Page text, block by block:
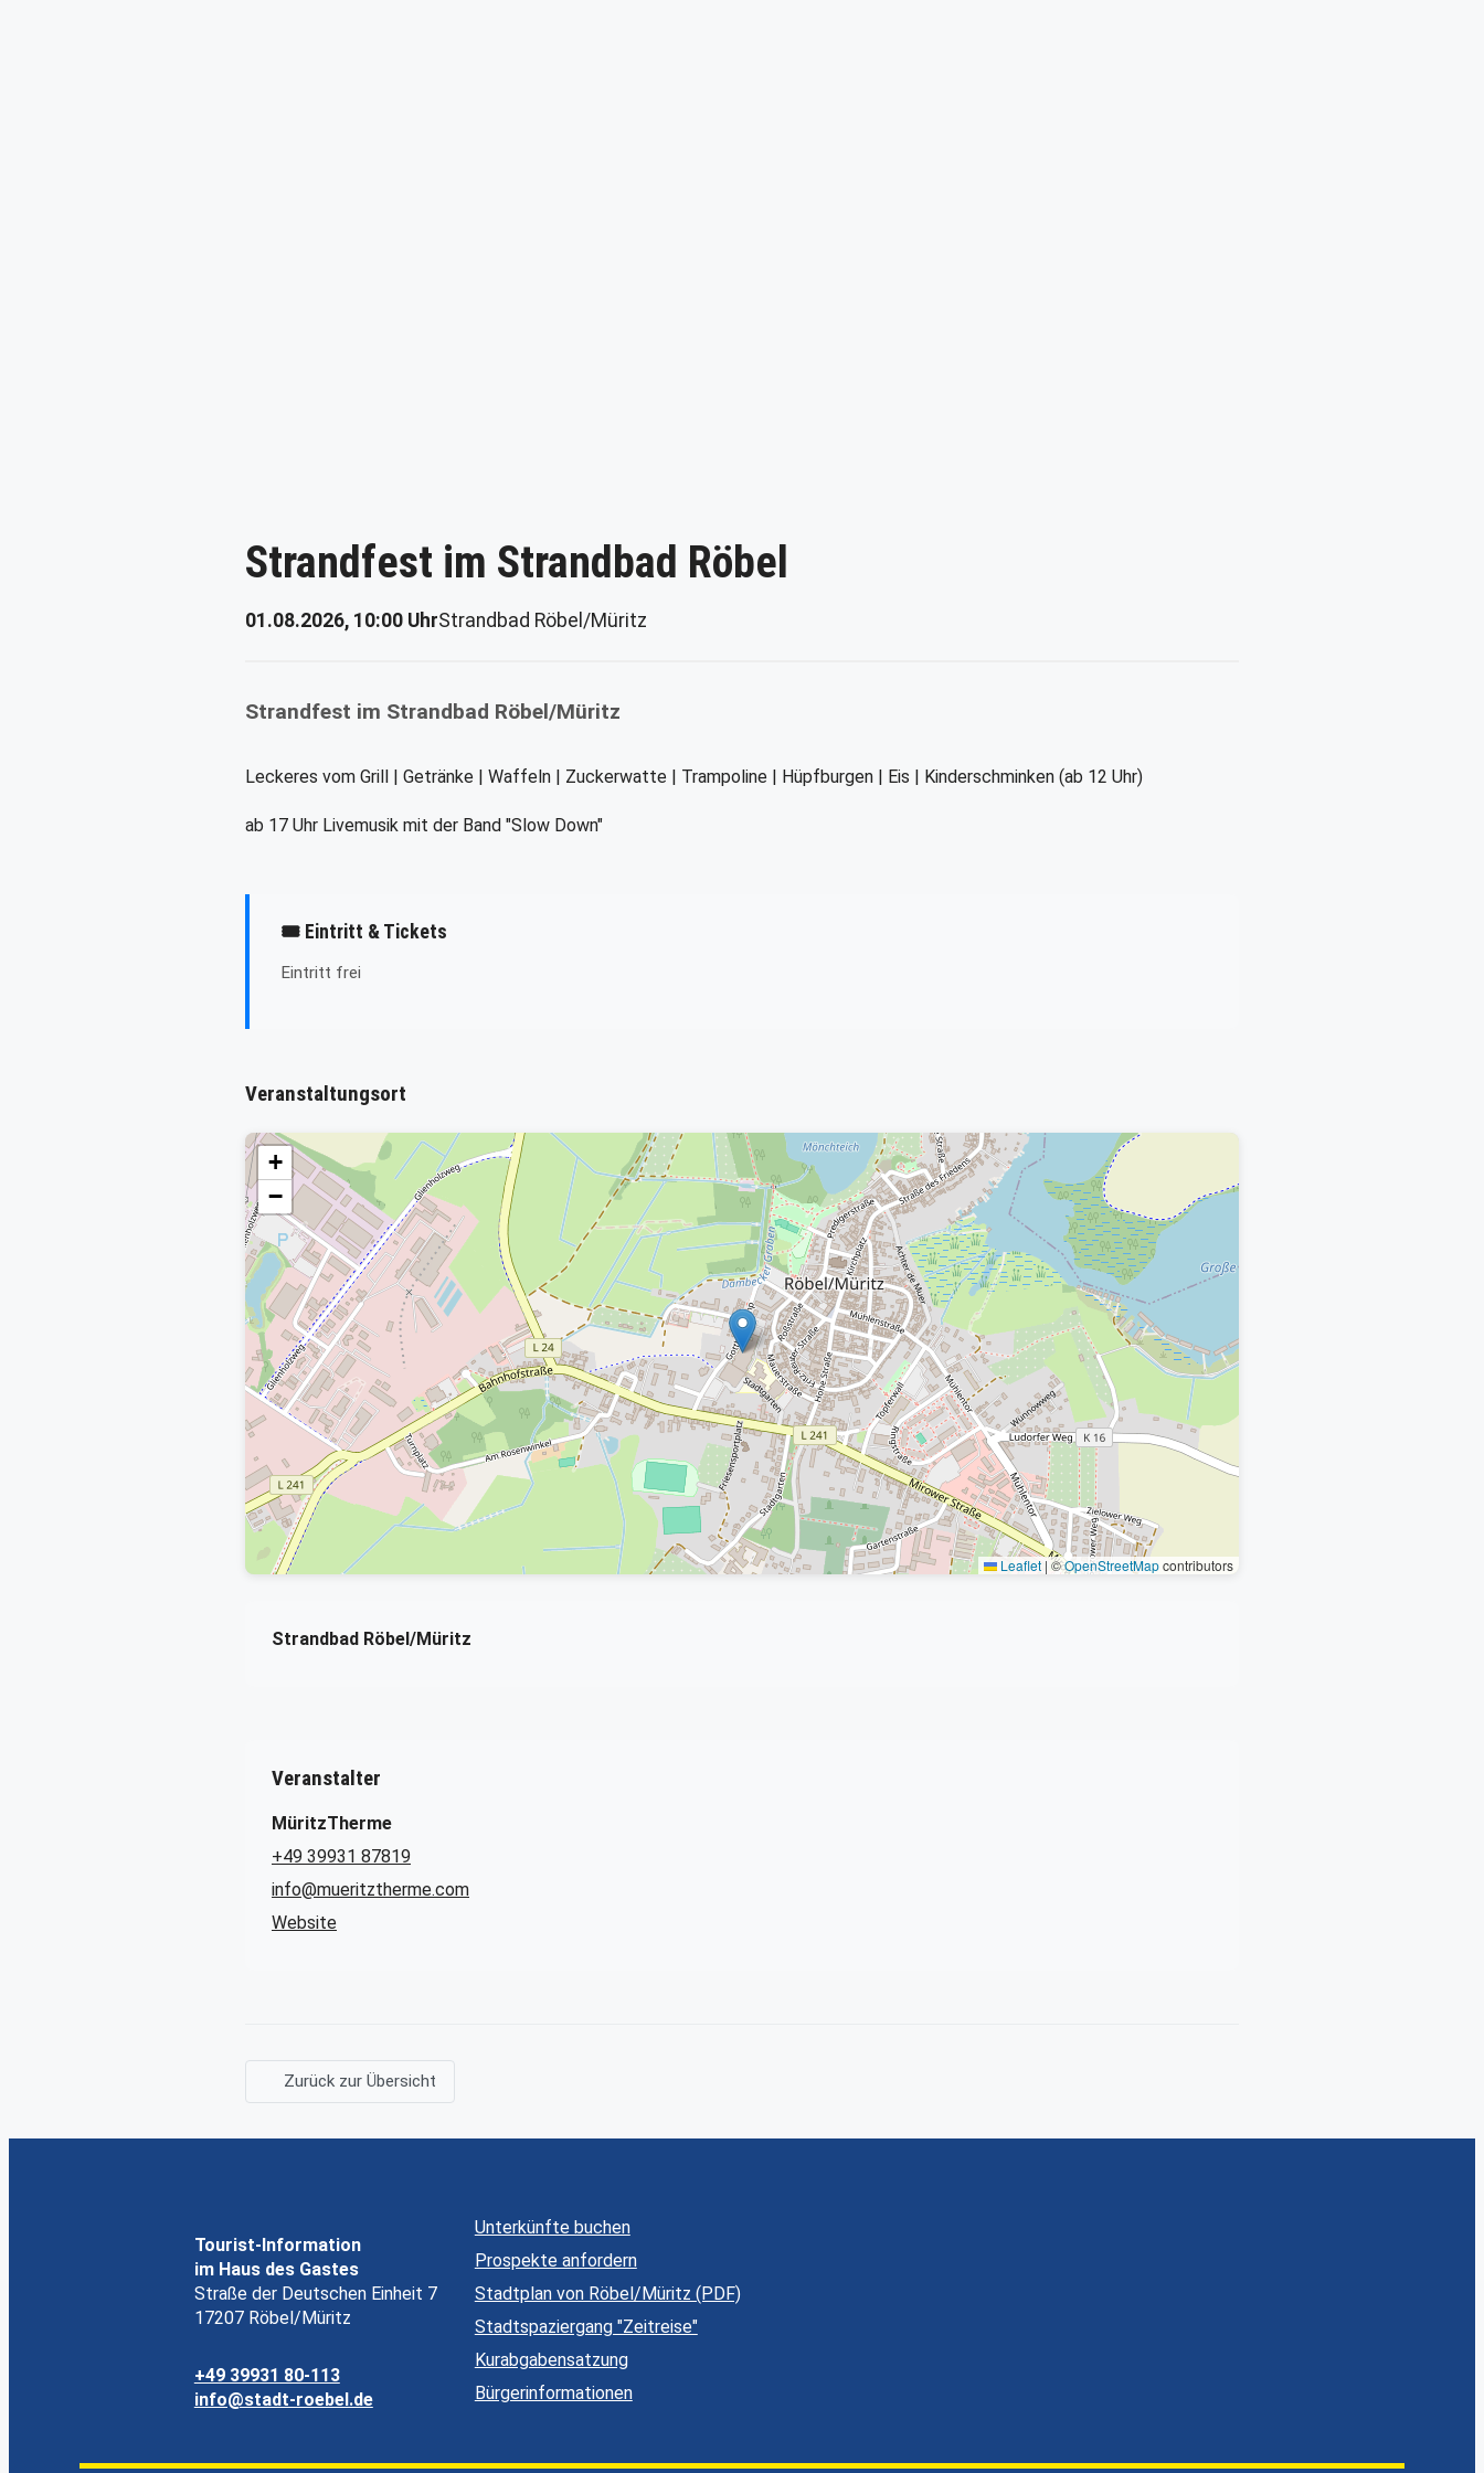
Strandfest im Strandbad Röbel
01.08.2026, 10:00 UhrStrandbad Röbel/Müritz
Strandfest im Strandbad Röbel/Müritz
Leckeres vom Grill | Getränke | Waffeln | Zuckerwatte | Trampoline | Hüpfburgen | Eis | Kinderschminken (ab 12 Uhr)
ab 17 Uhr Livemusik mit der Band "Slow Down"
🎟 Eintritt & Tickets
Eintritt frei
Veranstaltungsort
+
−
Leaflet | ©OpenStreetMapcontributors
Strandbad Röbel/Müritz
Veranstalter
MüritzTherme
+49 39931 87819
info@mueritztherme.com
Website
Zurück zur Übersicht
Tourist-Information
im Haus des Gastes
Straße der Deutschen Einheit 7
17207 Röbel/Müritz
+49 39931 80-113
info@stadt-roebel.de
Unterkünfte buchen
Prospekte anfordern
Stadtplan von Röbel/Müritz (PDF)
Stadtspaziergang "Zeitreise"
Kurabgabensatzung
Bürgerinformationen